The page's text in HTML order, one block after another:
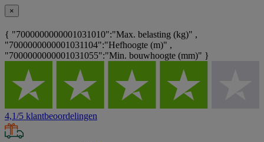
×
{ "7000000000001031010":"Max. belasting (kg)" ,
"7000000000001031104":"Hefhoogte (m)" ,
"7000000000001031055":"Min. bouwhoogte (mm)" }
4,1/5 klantbeoordelingen